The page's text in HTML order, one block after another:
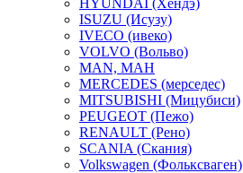
ISUZU (Исузу)
IVECO (ивеко)
VOLVO (Вольво)
MAN, МАН
MERCEDES (мерседес)
MITSUBISHI (Мицубиси)
PEUGEOT (Пежо)
RENAULT (Рено)
SCANIA (Скания)
Volkswagen (Фольксваген)